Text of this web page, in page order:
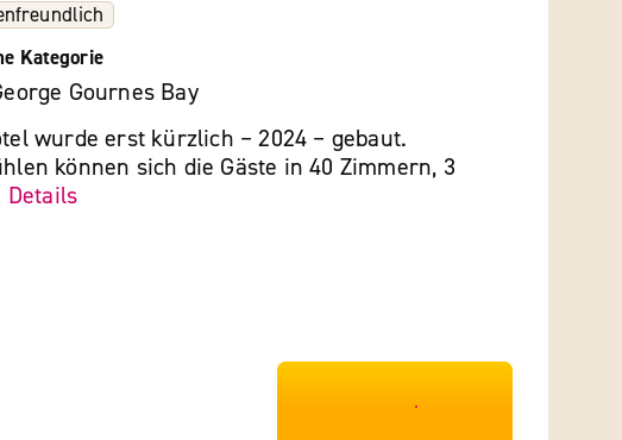
Kategorie
Gournes Bay
wurde erst kürzlich – 2024 – gebaut.
können sich die Gäste in 40 Zimmern, 3
Details
***************